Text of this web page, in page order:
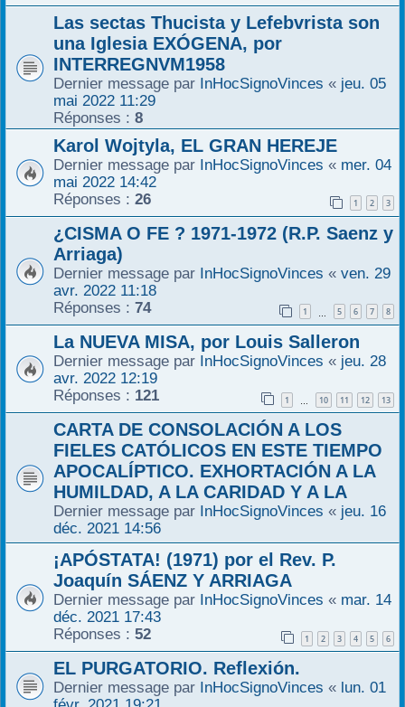
Las sectas Thucista y Lefebvrista son
una Iglesia EXÓGENA, por
INTERREGNVM1958
Dernier message par InHocSignoVinces « jeu. 05
mai 2022 11:29
Réponses : 8
Karol Wojtyla, EL GRAN HEREJE
Dernier message par InHocSignoVinces « mer. 04
mai 2022 14:42
Réponses : 26 1 2 3
¿CISMA O FE ? 1971-1972 (R.P. Saenz y
Arriaga)
Dernier message par InHocSignoVinces « ven. 29
avr. 2022 11:18
Réponses : 74 1 5 6 7 8
La NUEVA MISA, por Louis Salleron
Dernier message par InHocSignoVinces « jeu. 28
avr. 2022 12:19
Réponses : 121 1 10 11 12 13
CARTA DE CONSOLACIÓN A LOS
FIELES CATÓLICOS EN ESTE TIEMPO
APOCALÍPTICO. EXHORTACIÓN A LA
HUMILDAD, A LA CARIDAD Y A LA
Dernier message par InHocSignoVinces « jeu. 16
déc. 2021 14:56
¡APÓSTATA! (1971) por el Rev. P.
Joaquín SÁENZ Y ARRIAGA
Dernier message par InHocSignoVinces « mar. 14
déc. 2021 17:43
Réponses : 52 1 2 3 4 5 6
EL PURGATORIO. Reflexión.
Dernier message par InHocSignoVinces « lun. 01